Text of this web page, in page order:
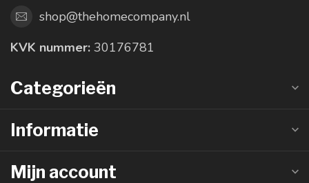
shop@thehomecompany.nl
KVK nummer: 30176781
Categorieën
Informatie
Mijn account